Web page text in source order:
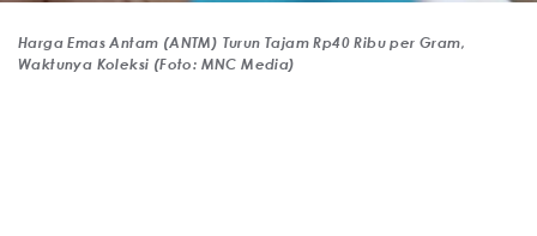
Harga Emas Antam (ANTM) Turun Tajam Rp40 Ribu per Gram,
Waktunya Koleksi (Foto: MNC Media)